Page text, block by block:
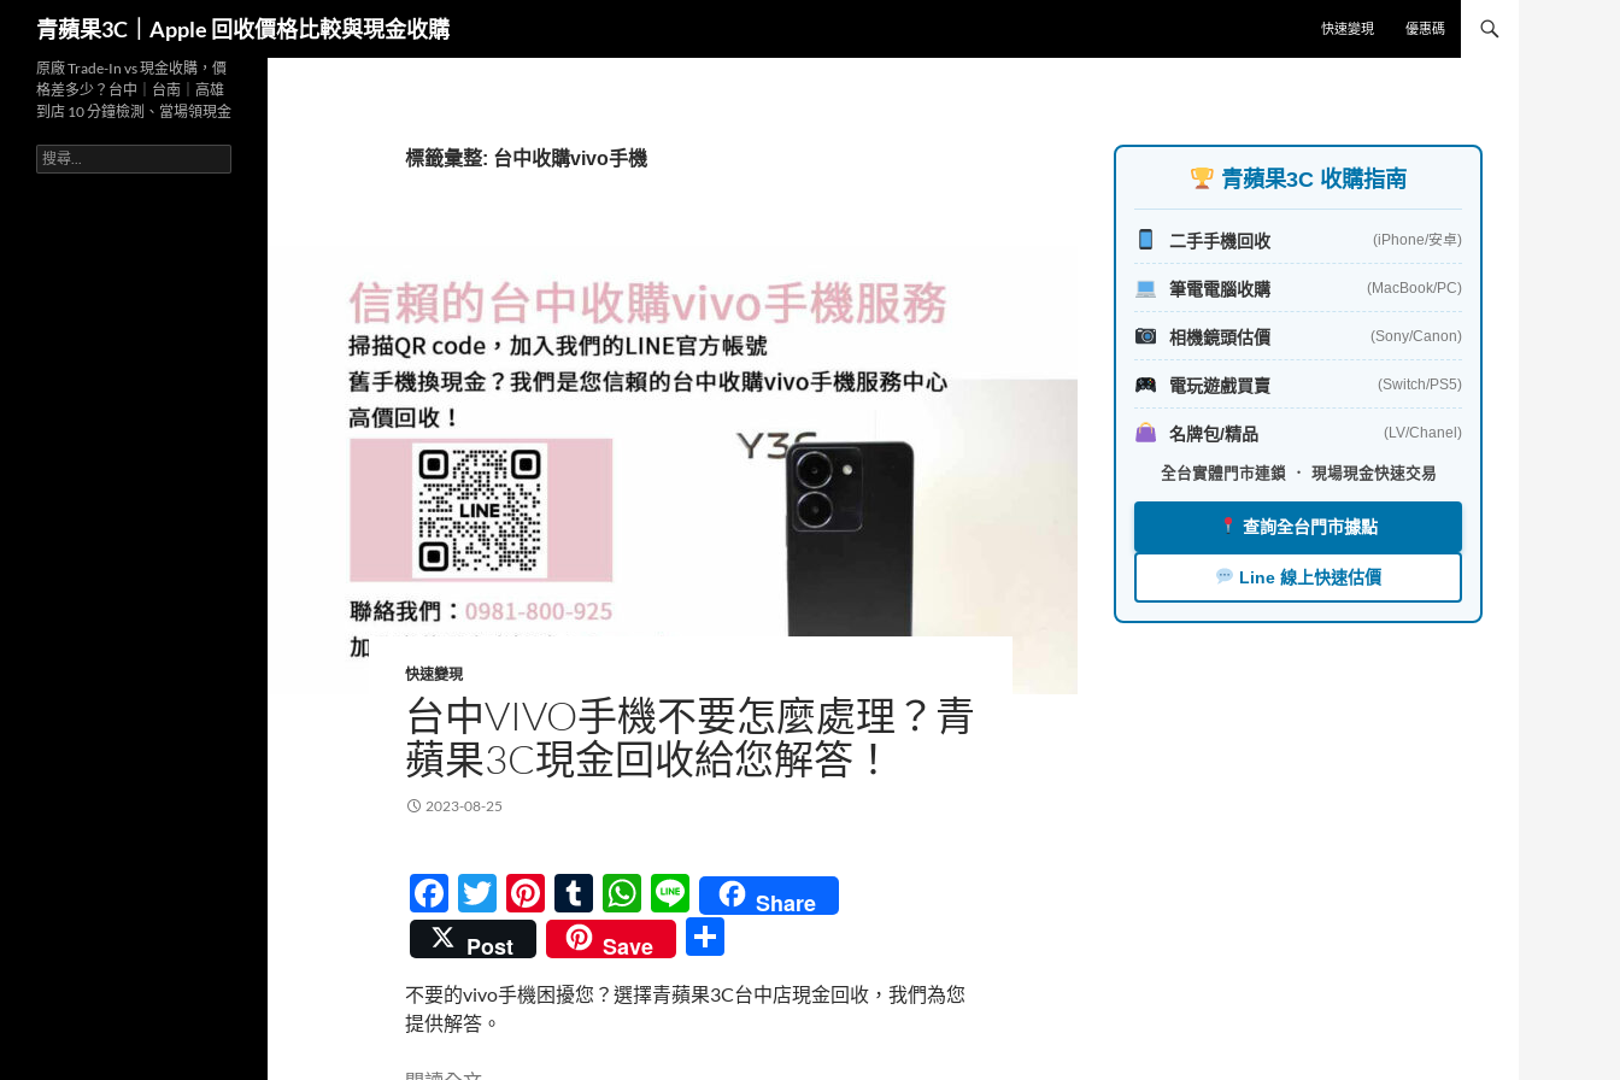
青蘋果3C｜Apple 回收價格比較與現金收購 快速變現 優惠碼
標籤彙整: 台中收購vivo手機
快速變現
台中VIVO手機不要怎麼處理？青
蘋果3C現金回收給您解答！
2023-08-25
F
ac
e
b
o
T
w
itt
er
Pi
nt
er
es
T
u
m
bl
W
h
at
s
Li
n
e
Share
Post
Save
享
不要的vivo手機困擾您？選擇青蘋果3C台中店現金回收，我們為您
提供解答。
青蘋果3C 收購指南
二手手機回收 (iPhone/安卓)
筆電電腦收購 (MacBook/PC)
相機鏡頭估價 (Sony/Canon)
電玩遊戲買賣 (Switch/PS5)
名牌包/精品 (LV/Chanel)
全台實體門市連鎖 ． 現場現金快速交易
查詢全台門市據點
Line 線上快速估價
原廠 Trade-In vs 現金收購，價
格差多少？台中｜台南｜高雄
到店 10 分鐘檢測、當場領現金
搜
尋